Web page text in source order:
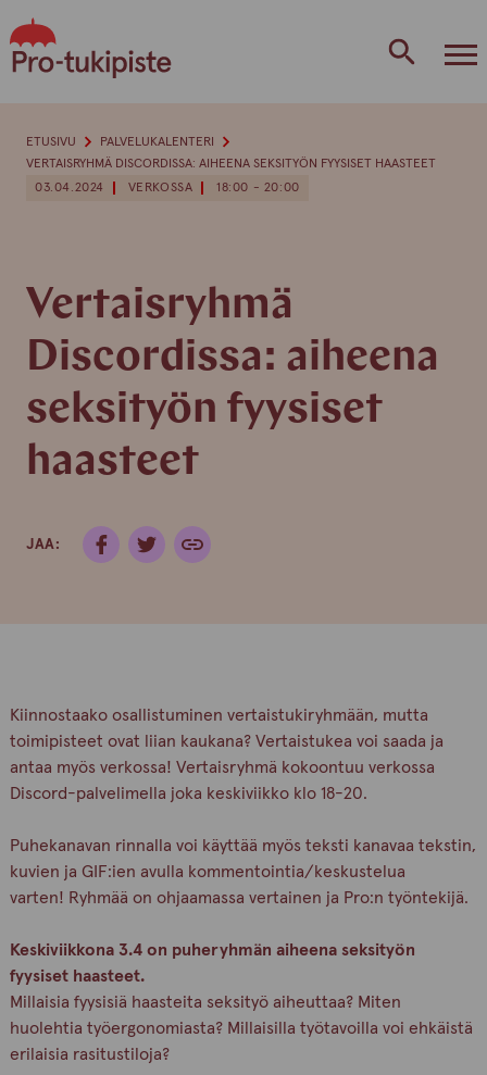
to
content
03.04.2024 VERKOSSA 18:00 - 20:00
Vertaisryhmä
Discordissa: aiheena
seksityön fyysiset
haasteet
JAA:
ETUSIVU
PALVELUKALENTERI
VERTAISRYHMÄ DISCORDISSA: AIHEENA SEKSITYÖN FYYSISET HAASTEET
Kiinnostaako osallistuminen vertaistukiryhmään, mutta
toimipisteet ovat liian kaukana? Vertaistukea voi saada ja
antaa myös verkossa! Vertaisryhmä kokoontuu verkossa
Discord-palvelimella joka keskiviikko klo 18-20.
Puhekanavan rinnalla voi käyttää myös teksti kanavaa tekstin,
kuvien ja GIF:ien avulla kommentointia/keskustelua
varten! Ryhmää on ohjaamassa vertainen ja Pro:n työntekijä.
Keskiviikkona 3.4 on puheryhmän aiheena seksityön
fyysiset haasteet.
Millaisia fyysisiä haasteita seksityö aiheuttaa? Miten
huolehtia työergonomiasta? Millaisilla työtavoilla voi ehkäistä
erilaisia rasitustiloja?